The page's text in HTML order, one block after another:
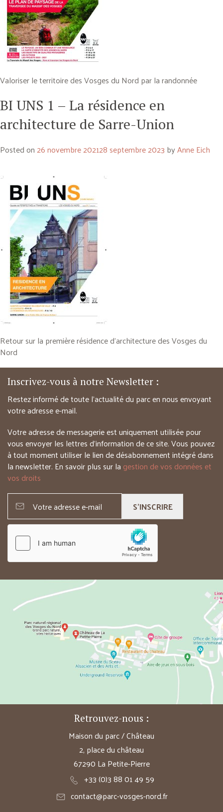
Valoriser le territoire des Vosges du Nord par la randonnée
BI UNS 1 – La résidence en
architecture de Sarre-Union
Posted on26 novembre 202128 septembre 2023 byAnne Eich
Retour sur la première résidence d’architecture des Vosges du
Nord
Inscrivez-vous à notre Newsletter :
Restez informé de toute l’actualité du parc en nous envoyant
votre adresse e-mail.
Votre adresse de messagerie est uniquement utilisée pour
vous envoyer les lettres d’information de ce site. Vous pouvez
à tout moment utiliser le lien de désabonnement intégré dans
la newsletter. En savoir plus sur la gestion de vos données et
vos droits
S'INSCRIRE
Retrouvez-nous :
Maison du parc / Château
2, place du château
67290 La Petite-Pierre
+33 (0)3 88 01 49 59
contact@parc-vosges-nord.fr